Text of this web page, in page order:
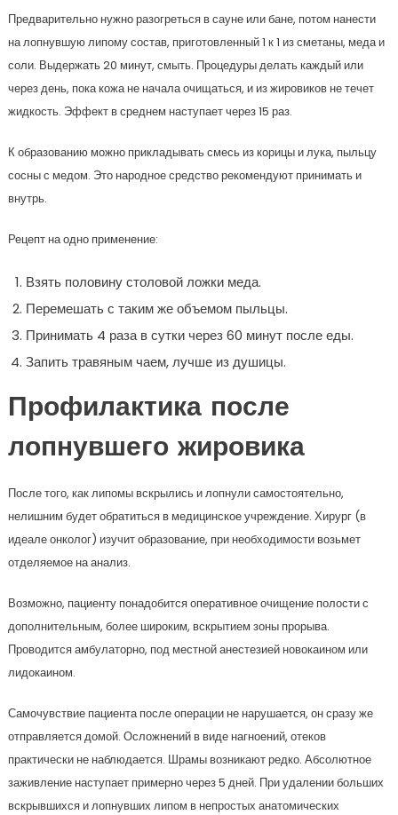
Предварительно нужно разогреться в сауне или бане, потом нанести
на лопнувшую липому состав, приготовленный 1 к 1 из сметаны, меда и
соли. Выдержать 20 минут, смыть. Процедуры делать каждый или
через день, пока кожа не начала очищаться, и из жировиков не течет
жидкость. Эффект в среднем наступает через 15 раз.
К образованию можно прикладывать смесь из корицы и лука, пыльцу
сосны с медом. Это народное средство рекомендуют принимать и
внутрь.
Рецепт на одно применение:
Взять половину столовой ложки меда.
Перемешать с таким же объемом пыльцы.
Принимать 4 раза в сутки через 60 минут после еды.
Запить травяным чаем, лучше из душицы.
Профилактика после
лопнувшего жировика
После того, как липомы вскрылись и лопнули самостоятельно,
нелишним будет обратиться в медицинское учреждение. Хирург (в
идеале онколог) изучит образование, при необходимости возьмет
отделяемое на анализ.
Возможно, пациенту понадобится оперативное очищение полости с
дополнительным, более широким, вскрытием зоны прорыва.
Проводится амбулаторно, под местной анестезией новокаином или
лидокаином.
Самочувствие пациента после операции не нарушается, он сразу же
отправляется домой. Осложнений в виде нагноений, отеков
практически не наблюдается. Шрамы возникают редко. Абсолютное
заживление наступает примерно через 5 дней. При удалении больших
вскрывшихся и лопнувших липом в непростых анатомических